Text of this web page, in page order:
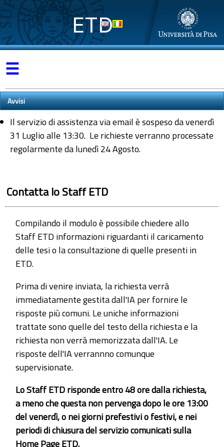
ETD
☰
Avvisi
Il servizio di assistenza via email è sospeso da venerdì
31 Luglio alle 13:30. Le richieste verranno processate
regolarmente da lunedì 24 Agosto.
Contatta lo Staff ETD
Compilando il modulo è possibile chiedere allo
Staff ETD informazioni riguardanti il caricamento
delle tesi o la consultazione di quelle presenti in
ETD.
Prima di venire inviata, la richiesta verrà
immediatamente gestita dall'IA per fornire le
risposte più comuni. Le uniche informazioni
trattate sono quelle del testo della richiesta e la
richiesta non verrà memorizzata dall'IA. Le
risposte dell'IA verrannno comunque
supervisionate.
Lo Staff ETD risponde entro 48 ore dalla richiesta,
a meno che questa non pervenga dopo le ore 13:00
del venerdì, o nei giorni prefestivi o festivi, e nei
periodi di chiusura del servizio comunicati sulla
Home Page ETD.